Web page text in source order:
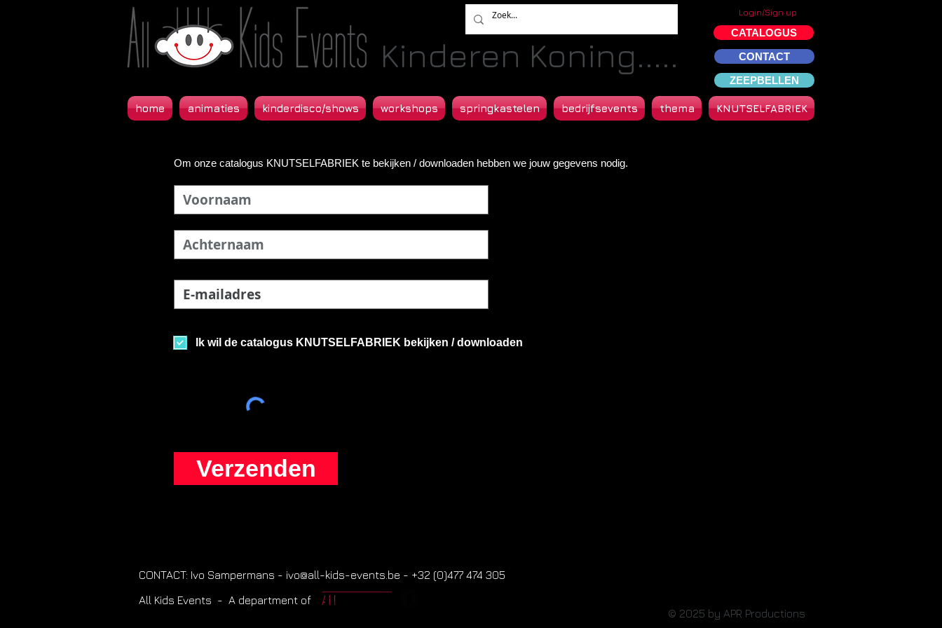
home animaties kinderdisco/shows workshops springkastelen bedrijfsevents thema KNUTSELFABRIEK
Kinderen Koning.....
Login/Sign up
CATALOGUS
ZEEPBELLEN
CONTACT
Om onze catalogus KNUTSELFABRIEK te bekijken / downloaden hebben we jouw gegevens nodig.
Achternaam
Ik wil de catalogus KNUTSELFABRIEK bekijken / downloaden
Verzenden
CONTACT: Ivo Sampermans - ivo@all-kids-events.be - +32 (0)477 474 305
All Kids Events - A department of
© 2025 by APR Productions